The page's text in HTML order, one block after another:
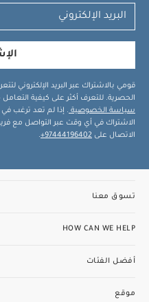
قومي بالاشتراك عبر البريد الإلكتروني
الحصرية. للتعرف أكثر على كيفية
سياسة الخصوصية . إذا لم تعد ترغب في
الاشتراك في أي وقت عبر التواصل مع
الاتصال على 97444196402+
.
تسوق معنا
HOW CAN WE HELP
أفضل الفئات
موقع